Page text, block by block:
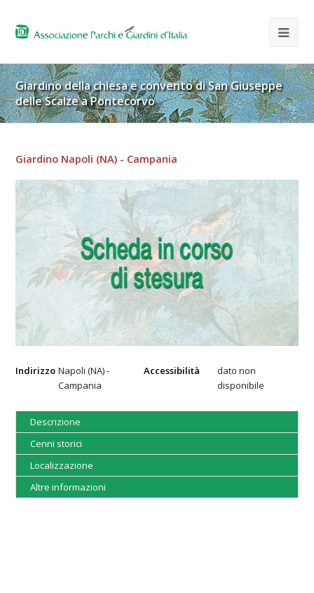
Giardino della chiesa e convento di San Giuseppe
delle Scalze a Pontecorvo
Giardino Napoli (NA) - Campania
Indirizzo Napoli (NA) -
Campania
Accessibilità
dato non
disponibile
Descrizione
Cenni storici
Localizzazione
Altre informazioni